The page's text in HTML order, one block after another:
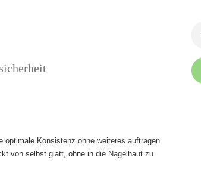
Konsistenz ohne weiteres auftragen
von selbst glatt, ohne in die Nagelhaut zu